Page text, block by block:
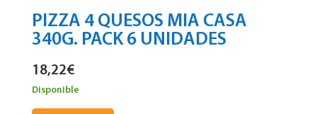
PIZZA 4 QUESOS MIA CASA
340G. PACK 6 UNIDADES
18,22€
Disponible